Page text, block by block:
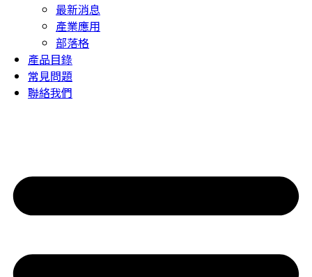
最新消息
產業應用
部落格
產品目錄
常見問題
聯絡我們